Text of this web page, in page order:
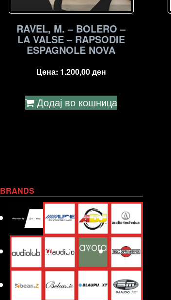
RAVEL, M. – BOLERO –
LA VALSE – RAPSODIE
ESPAGNOLE NOVA
Цена: 1.200,00ден
Додај во кошница
BRANDS